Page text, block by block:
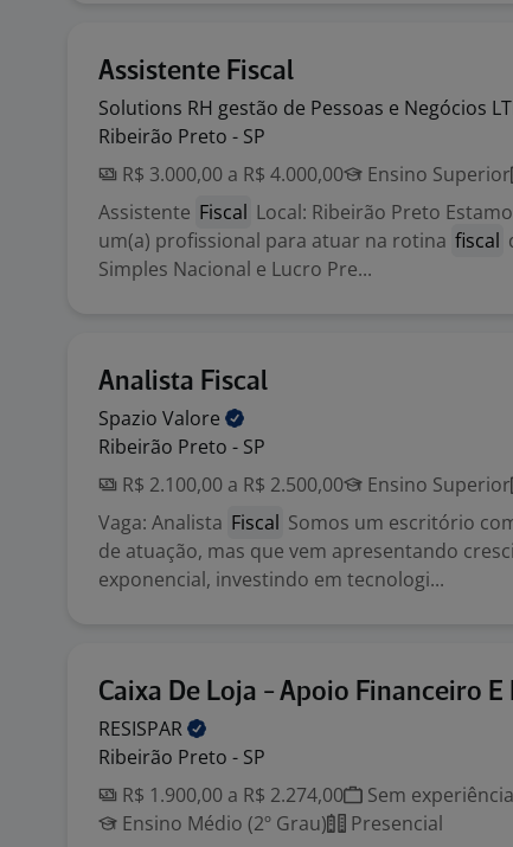
Assistente Fiscal
Solutions RH gestão de Pessoas e Negócios
Ribeirão Preto - SP
R$ 3.000,00 a R$ 4.000,00
Ensino Superior
Assistente Fiscal Local: Ribeirão Preto
um(a) profissional para atuar na rotina fiscal
Simples Nacional e Lucro Pre...
Analista Fiscal
Spazio Valore
Ribeirão Preto - SP
R$ 2.100,00 a R$ 2.500,00
Ensino Superior
Vaga: Analista Fiscal Somos um escritório
de atuação, mas que vem apresentando
exponencial, investindo em tecnologi...
Caixa De Loja - Apoio Financeiro E
RESISPAR
Ribeirão Preto - SP
R$ 1.900,00 a R$ 2.274,00
Sem experiência
Ensino Médio (2º Grau)
Presencial